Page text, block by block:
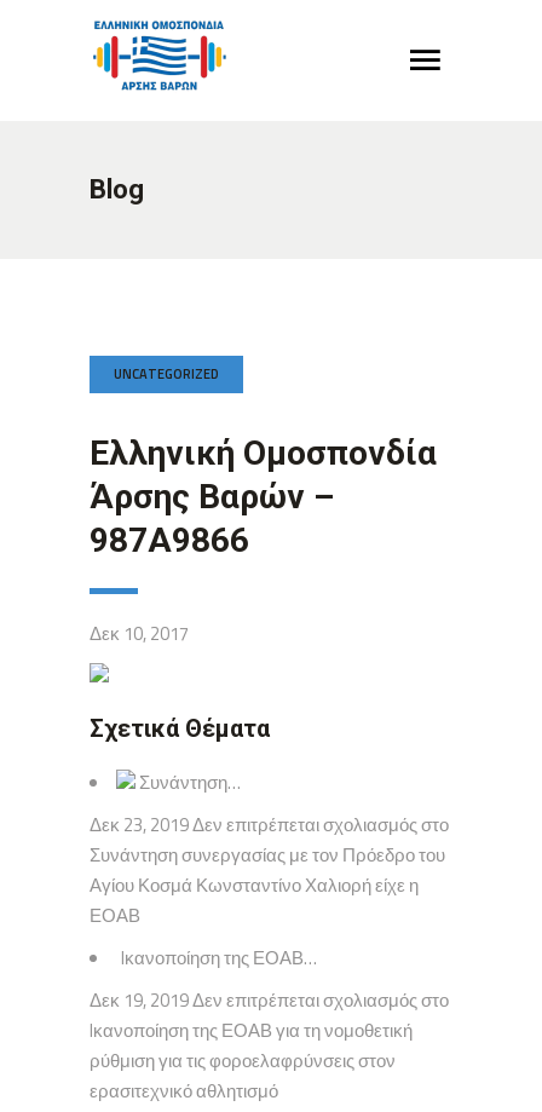
Blog
UNCATEGORIZED
Ελληνική Ομοσπονδία
Άρσης Βαρών –
987A9866
Δεκ 10, 2017
Σχετικά Θέματα
Συνάντηση…
Δεκ 23, 2019 Δεν επιτρέπεται σχολιασμός στο
Συνάντηση συνεργασίας με τον Πρόεδρο του
Αγίου Κοσμά Κωνσταντίνο Χαλιορή είχε η
ΕΟΑΒ
Iκανοποίηση της ΕΟΑΒ…
Δεκ 19, 2019 Δεν επιτρέπεται σχολιασμός στο
Iκανοποίηση της ΕΟΑΒ για τη νομοθετική
ρύθμιση για τις φοροελαφρύνσεις στον
ερασιτεχνικό αθλητισμό